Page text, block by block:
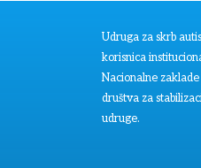
Udruga za skrb
korisnica
Nacionalne
društva za
udruge.